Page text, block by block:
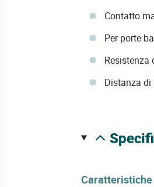
Contatto
Per porte
Resistenza
Distanza